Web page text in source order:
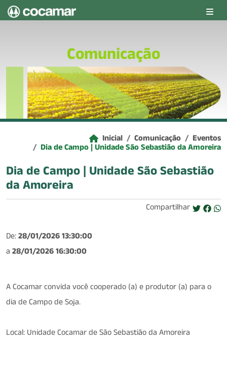
Comunicação
Inicial Comunicação Eventos
Dia de Campo | Unidade São Sebastião da Amoreira
Dia de Campo | Unidade São Sebastião
da Amoreira
Compartilhar
De:28/01/2026 13:30:00
a 28/01/2026 16:30:00
A Cocamar convida você cooperado (a) e produtor (a) para o
dia de Campo de Soja.
Local: Unidade Cocamar de São Sebastião da Amoreira